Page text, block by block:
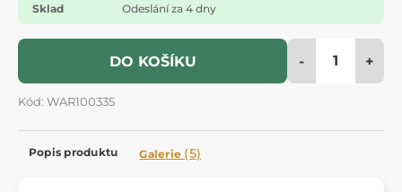
Sklad
Odeslání za 4 dny
DO KOŠÍKU - +
Kód: WAR100335
Popis produktu Galerie (5)